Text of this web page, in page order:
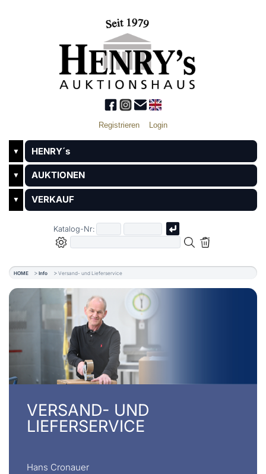
Registrieren Login
▼ HENRY´s
▼ AUKTIONEN
▼ VERKAUF
Katalog-Nr:
HOME Info Versand- und Lieferservice
VERSAND- UND
LIEFERSERVICE
Hans Cronauer